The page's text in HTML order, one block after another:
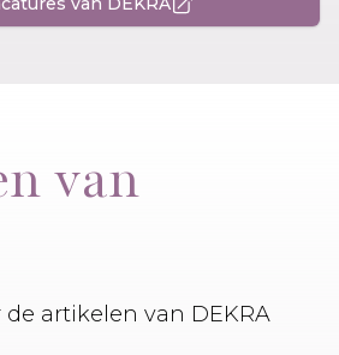
van
artikelen van DEKRA